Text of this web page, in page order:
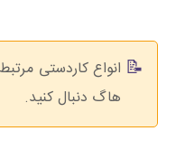
انواع کاردستی
هاگ دنبال کنید.